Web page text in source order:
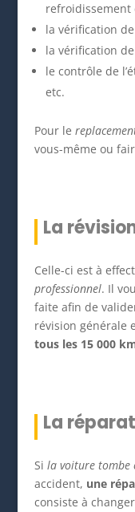
refroidissement
la vérification
la vérification
le contrôle de
etc.
Pour le
vous-même ou
La
Celle-ci est à
professionnel. Il
faite afin de
révision générale
tous les 15 000
La
Si la voiture tombe
accident, une
consiste à